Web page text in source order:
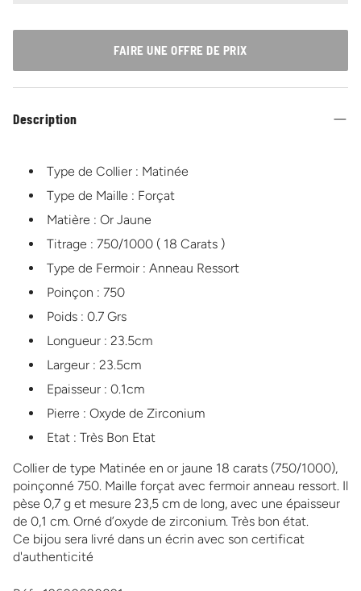
FAIRE UNE OFFRE DE PRIX
Description
Type de Collier : Matinée
Type de Maille : Forçat
Matière : Or Jaune
Titrage : 750/1000 ( 18 Carats )
Type de Fermoir : Anneau Ressort
Poinçon : 750
Poids : 0.7 Grs
Longueur : 23.5cm
Largeur : 23.5cm
Epaisseur : 0.1cm
Pierre : Oxyde de Zirconium
Etat : Très Bon Etat
Collier de type Matinée en or jaune 18 carats (750/1000),
poinçonné 750. Maille forçat avec fermoir anneau ressort. Il
pèse 0,7 g et mesure 23,5 cm de long, avec une épaisseur
de 0,1 cm. Orné d’oxyde de zirconium. Très bon état.
Ce bijou sera livré dans un écrin avec son certificat
d'authenticité